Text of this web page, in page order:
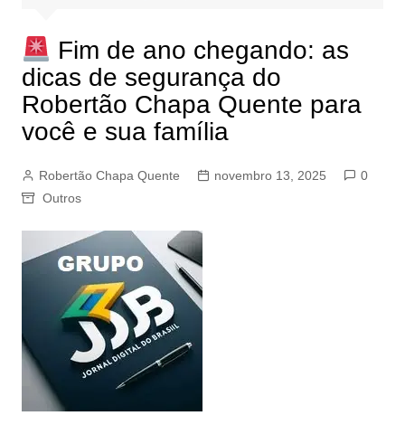
Fim de ano chegando: as
dicas de segurança do
Robertão Chapa Quente para
você e sua família
Robertão Chapa Quente novembro 13, 2025
0
Outros